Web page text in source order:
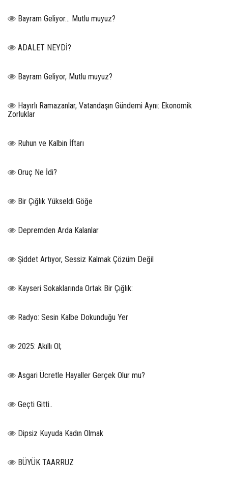
Bayram Geliyor… Mutlu muyuz?
ADALET NEYDİ?
Bayram Geliyor, Mutlu muyuz?
Hayırlı Ramazanlar, Vatandaşın Gündemi Aynı: Ekonomik
Zorluklar
Ruhun ve Kalbin İftarı
Oruç Ne İdi?
Bir Çığlık Yükseldi Göğe
Depremden Arda Kalanlar
Şiddet Artıyor, Sessiz Kalmak Çözüm Değil
Kayseri Sokaklarında Ortak Bir Çığlık:
Radyo: Sesin Kalbe Dokunduğu Yer
2025: Akıllı Ol;
Asgari Ücretle Hayaller Gerçek Olur mu?
Geçti Gitti..
Dipsiz Kuyuda Kadın Olmak
BÜYÜK TAARRUZ